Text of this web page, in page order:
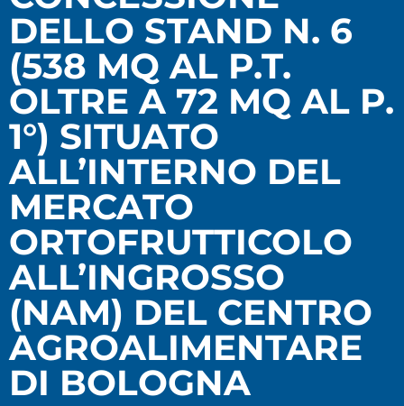
DELLO STAND N. 6
(538 MQ AL P.T.
OLTRE A 72 MQ AL P.
1°) SITUATO
ALL’INTERNO DEL
MERCATO
ORTOFRUTTICOLO
ALL’INGROSSO
(NAM) DEL CENTRO
AGROALIMENTARE
DI BOLOGNA